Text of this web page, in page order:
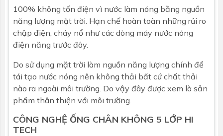
Loại Ống thủy tinh chân không 3 lớp:
- Lớp truyền nhiệt
- Lớp hấp thụ nhiệt
- Lớp phản quang
Chiều dài 1800mm
Đường kính 58mm
100% không tốn điện vì nước làm nóng bằng nguồn
năng lượng mặt trời. Hạn chế hoàn toàn những rủi ro
chập điện, cháy nổ như các dòng máy nước nóng
điện năng trước đây.
Do sử dụng mặt trời làm nguồn năng lượng chính để
tái tạo nước nóng nên không thải bất cứ chất thải
nào ra ngoài môi trường. Do vậy đây được xem là sản
phẩm thân thiện với môi trường.
CÔNG NGHỆ ỐNG CHÂN KHÔNG 5 LỚP HI
TECH